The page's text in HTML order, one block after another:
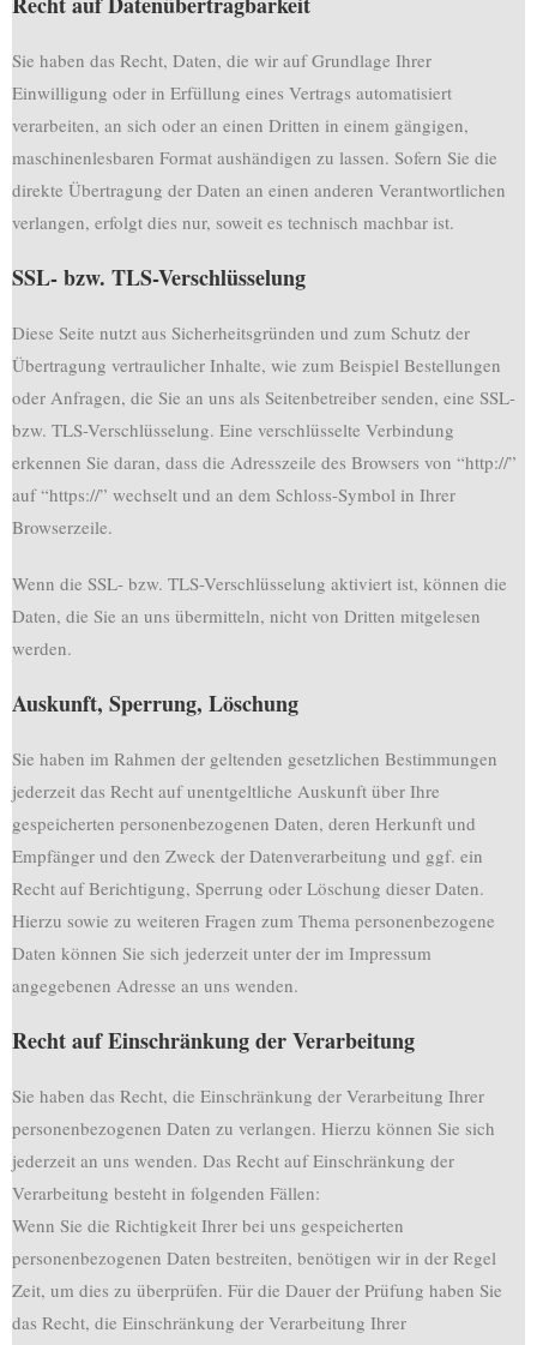
Sie haben das Recht, Daten, die wir auf Grundlage Ihrer
Einwilligung oder in Erfüllung eines Vertrags automatisiert
verarbeiten, an sich oder an einen Dritten in einem gängigen,
maschinenlesbaren Format aushändigen zu lassen. Sofern Sie die
direkte Übertragung der Daten an einen anderen Verantwortlichen
verlangen, erfolgt dies nur, soweit es technisch machbar ist.
SSL- bzw. TLS-Verschlüsselung
Diese Seite nutzt aus Sicherheitsgründen und zum Schutz der
Übertragung vertraulicher Inhalte, wie zum Beispiel Bestellungen
oder Anfragen, die Sie an uns als Seitenbetreiber senden, eine SSL-
bzw. TLS-Verschlüsselung. Eine verschlüsselte Verbindung
erkennen Sie daran, dass die Adresszeile des Browsers von “http://”
auf “https://” wechselt und an dem Schloss-Symbol in Ihrer
Browserzeile.
Wenn die SSL- bzw. TLS-Verschlüsselung aktiviert ist, können die
Daten, die Sie an uns übermitteln, nicht von Dritten mitgelesen
werden.
Auskunft, Sperrung, Löschung
Sie haben im Rahmen der geltenden gesetzlichen Bestimmungen
jederzeit das Recht auf unentgeltliche Auskunft über Ihre
gespeicherten personenbezogenen Daten, deren Herkunft und
Empfänger und den Zweck der Datenverarbeitung und ggf. ein
Recht auf Berichtigung, Sperrung oder Löschung dieser Daten.
Hierzu sowie zu weiteren Fragen zum Thema personenbezogene
Daten können Sie sich jederzeit unter der im Impressum
angegebenen Adresse an uns wenden.
Recht auf Einschränkung der Verarbeitung
Sie haben das Recht, die Einschränkung der Verarbeitung Ihrer
personenbezogenen Daten zu verlangen. Hierzu können Sie sich
jederzeit an uns wenden. Das Recht auf Einschränkung der
Verarbeitung besteht in folgenden Fällen:
Wenn Sie die Richtigkeit Ihrer bei uns gespeicherten
personenbezogenen Daten bestreiten, benötigen wir in der Regel
Zeit, um dies zu überprüfen. Für die Dauer der Prüfung haben Sie
das Recht, die Einschränkung der Verarbeitung Ihrer